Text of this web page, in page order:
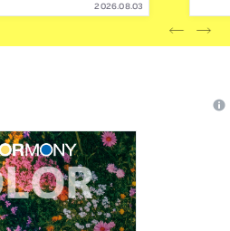
2026.08.03